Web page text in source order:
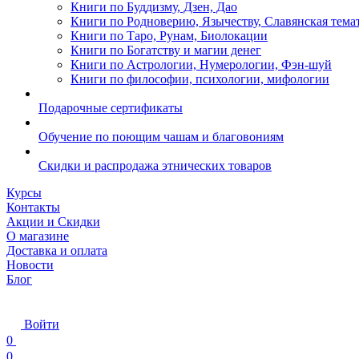
Книги по Буддизму, Дзен, Дао
Книги по Родноверию, Язычеству, Славянская
Книги по Таро, Рунам, Биолокации
Книги по Богатству и магии денег
Книги по Астрологии, Нумерологии, Фэн-шуй
Книги по философии, психологии, мифологии
Подарочные сертификаты
Обучение по поющим чашам и благовониям
Скидки и распродажа этнических товаров
Курсы
Контакты
Акции и Скидки
О магазине
Доставка и оплата
Новости
Блог
Войти
0
0